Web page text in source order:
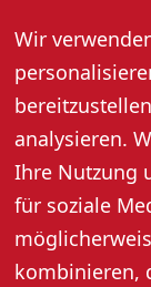
Wir
analysieren.
Ihre Nutzung
für soziale
kombinieren,
Oberkircher
Oberkirch
Termine: